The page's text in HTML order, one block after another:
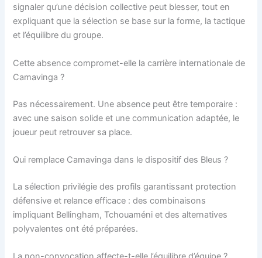
signaler qu’une décision collective peut blesser, tout en
expliquant que la sélection se base sur la forme, la tactique
et l’équilibre du groupe.
Cette absence compromet-elle la carrière internationale de
Camavinga ?
Pas nécessairement. Une absence peut être temporaire :
avec une saison solide et une communication adaptée, le
joueur peut retrouver sa place.
Qui remplace Camavinga dans le dispositif des Bleus ?
La sélection privilégie des profils garantissant protection
défensive et relance efficace : des combinaisons
impliquant Bellingham, Tchouaméni et des alternatives
polyvalentes ont été préparées.